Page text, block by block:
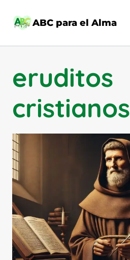
ABC para el Alma
eruditos
cristianos